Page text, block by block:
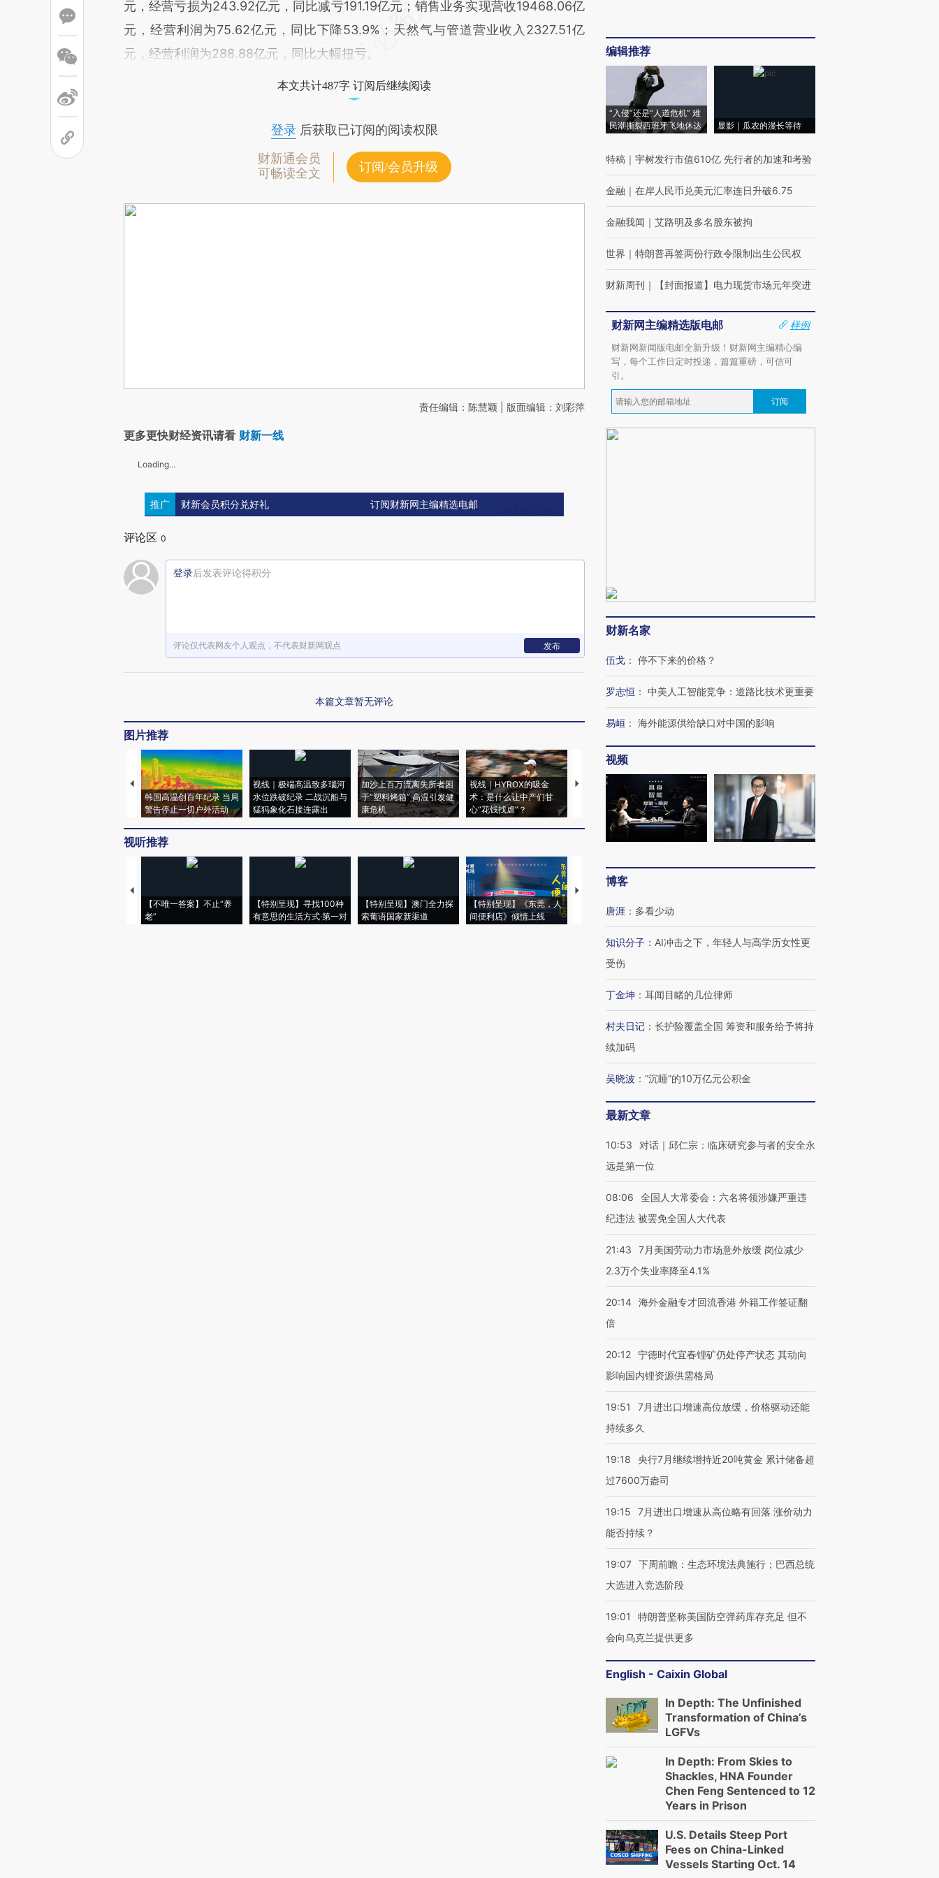
元，经营亏损为243.92亿元，同比减亏191.19亿元；销售业务实现营收19468.06亿
元，经营利润为75.62亿元，同比下降53.9%；天然气与管道营业收入2327.51亿
元，经营利润为288.88亿元，同比大幅扭亏。
本文共计487字 订阅后继续阅读
登录后获取已订阅的阅读权限
财新通会员
可畅读全文
订阅/会员升级
责任编辑：陈慧颖 | 版面编辑：刘彩萍
更多更快财经资讯请看 财新一线
Loading...
推广 财新会员积分兑好礼 订阅财新网主编精选电邮
评论区 0
登录后发表评论得积分
评论仅代表网友个人观点，不代表财新网观点 发布
本篇文章暂无评论
图片推荐
韩国高温创百年纪录 当局
警告停止一切户外活动
视线｜极端高温致多瑙河
水位跌破纪录 二战沉船与
猛犸象化石接连露出
加沙上百万流离失所者困
于“塑料烤箱” 高温引发健
康危机
视线｜HYROX的吸金
术：是什么让中产们甘
心“花钱找虐”？
马航飞行员跨国走私7万
粒摇头丸 尿检体内含3种
视线｜被称为“蟑螂”的印
度Z世代 用街头抗争将教
育部长拱下台
视线｜“入侵”还是“人道危
机”？难民潮撕裂西班牙
飞地休达
视听推荐
【不唯一答案】不止“养
老”
【特别呈现】寻找100种
有意思的生活方式·第一对
【特别呈现】澳门全力探
索葡语国家新渠道
【特别呈现】《东莞，人
间便利店》倾情上线
【推广】走进第四届链博
会，让数智科技“链”接产
编辑推荐
“入侵”还是“人道危机” 难
民潮撕裂西班牙飞地休达
显影｜瓜农的漫长等待
特稿 ｜ 宇树发行市值610亿 先行者的加速和考验
金融 ｜ 在岸人民币兑美元汇率连日升破6.75
金融我闻 ｜ 艾路明及多名股东被拘
世界 ｜ 特朗普再签两份行政令限制出生公民权
财新周刊 ｜ 【封面报道】电力现货市场元年突进
财新网主编精选版电邮
样例
财新网新闻版电邮全新升级！财新网主编精心编
写，每个工作日定时投递，篇篇重磅，可信可
引。
订阅
财新名家
伍戈 ： 停不下来的价格？
罗志恒 ： 中美人工智能竞争：道路比技术更重要
易峘 ： 海外能源供给缺口对中国的影响
视频
博客
唐涯 ： 多看少动
知识分子 ： AI冲击之下，年轻人与高学历女性更
受伤
丁金坤 ： 耳闻目睹的几位律师
村夫日记 ： 长护险覆盖全国 筹资和服务给予将持
续加码
吴晓波 ： “沉睡”的10万亿元公积金
最新文章
10:53
对话｜邱仁宗：临床研究参与者的安全永
远是第一位
08:06
全国人大常委会：六名将领涉嫌严重违
纪违法 被罢免全国人大代表
21:43
7月美国劳动力市场意外放缓 岗位减少
2.3万个失业率降至4.1%
20:14 海外金融专才回流香港 外籍工作签证翻
倍
20:12 宁德时代宜春锂矿仍处停产状态 其动向
影响国内锂资源供需格局
19:51
7月进出口增速高位放缓，价格驱动还能
持续多久
19:18
央行7月继续增持近20吨黄金 累计储备超
过7600万盎司
19:15
7月进出口增速从高位略有回落 涨价动力
能否持续？
19:07 下周前瞻：生态环境法典施行；巴西总统
大选进入竞选阶段
19:01
特朗普坚称美国防空弹药库存充足 但不
会向乌克兰提供更多
English - Caixin Global
In Depth: The Unfinished
Transformation of China’s
LGFVs
In Depth: From Skies to
Shackles, HNA Founder
Chen Feng Sentenced to 12
Years in Prison
U.S. Details Steep Port
Fees on China-Linked
Vessels Starting Oct. 14